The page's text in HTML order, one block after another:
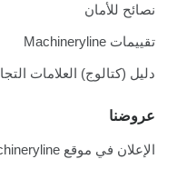
نصائح للأمان
تقييمات Machineryline
دليل (كتالوج) العلامات التجارية
عروضنا
الإعلان في موقع Machineryline.